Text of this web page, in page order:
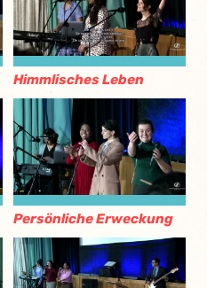
Himmlisches Leben
Persönliche Erweckung